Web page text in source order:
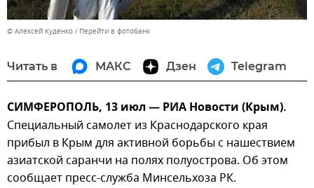
© Алексей Куденко Перейти в фотобанк
Читать в МАКС Дзен Telegram
СИМФЕРОПОЛЬ, 13 июл — РИА Новости (Крым).
Специальный самолет из Краснодарского края
прибыл в Крым для активной борьбы с нашествием
азиатской саранчи на полях полуострова. Об этом
сообщает пресс-служба Минсельхоза РК.